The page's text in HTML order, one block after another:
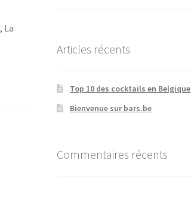
La
Articles récents
Top 10 des cocktails en Belgique
Bienvenue sur bars.be
Commentaires récents